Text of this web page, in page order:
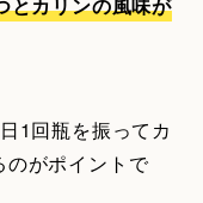
1回瓶を振ってカ
のがポイントで